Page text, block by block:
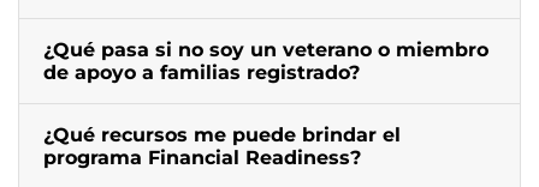
¿Qué pasa si no soy un veterano o miembro
de apoyo a familias registrado?
¿Qué recursos me puede brindar el
programa Financial Readiness?